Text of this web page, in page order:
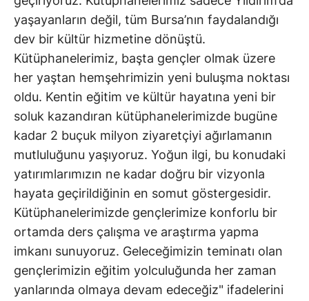
yaşayanların değil, tüm Bursa’nın faydalandığı
dev bir kültür hizmetine dönüştü.
Kütüphanelerimiz, başta gençler olmak üzere
her yaştan hemşehrimizin yeni buluşma noktası
oldu. Kentin eğitim ve kültür hayatına yeni bir
soluk kazandıran kütüphanelerimizde bugüne
kadar 2 buçuk milyon ziyaretçiyi ağırlamanın
mutluluğunu yaşıyoruz. Yoğun ilgi, bu konudaki
yatırımlarımızın ne kadar doğru bir vizyonla
hayata geçirildiğinin en somut göstergesidir.
Kütüphanelerimizde gençlerimize konforlu bir
ortamda ders çalışma ve araştırma yapma
imkanı sunuyoruz. Geleceğimizin teminatı olan
gençlerimizin eğitim yolculuğunda her zaman
yanlarında olmaya devam edeceğiz" ifadelerini